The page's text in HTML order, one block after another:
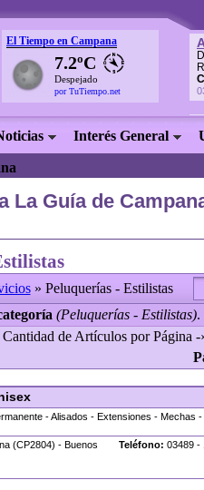
El Tiempo en Campana
7.2ºC
Despejado
por TuTiempo.net
Interés General
La Guía de
» Peluquerías - Estilistas
(Peluquerías - Estilistas).
Cantidad de Artículos por Página -
- Alisados - Extensiones - Mechas
(CP2804) - Buenos
Teléfono: 03489 -